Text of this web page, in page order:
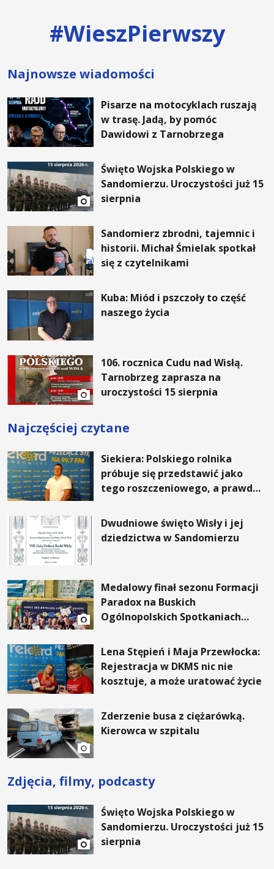
#WieszPierwszy
Najnowsze wiadomości
Pisarze na motocyklach ruszają
w trasę. Jadą, by pomóc
Dawidowi z Tarnobrzega
Święto Wojska Polskiego w
Sandomierzu. Uroczystości już 15
sierpnia
Sandomierz zbrodni, tajemnic i
historii. Michał Śmielak spotkał
się z czytelnikami
Kuba: Miód i pszczoły to część
naszego życia
106. rocznica Cudu nad Wisłą.
Tarnobrzeg zaprasza na
uroczystości 15 sierpnia
Najczęściej czytane
Siekiera: Polskiego rolnika
próbuje się przedstawić jako
tego roszczeniowego, a prawda
Dwudniowe święto Wisły i jej
dziedzictwa w Sandomierzu
Medalowy finał sezonu Formacji
Paradox na Buskich
Ogólnopolskich Spotkaniach
Lena Stępień i Maja Przewłocka:
Rejestracja w DKMS nic nie
kosztuje, a może uratować życie
Zderzenie busa z ciężarówką.
Kierowca w szpitalu
Zdjęcia, filmy, podcasty
Święto Wojska Polskiego w
Sandomierzu. Uroczystości już 15
sierpnia